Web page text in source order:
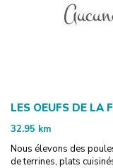
LES OEUFS DE LA
32.95 km
Nous élevons des
de terrines, plats